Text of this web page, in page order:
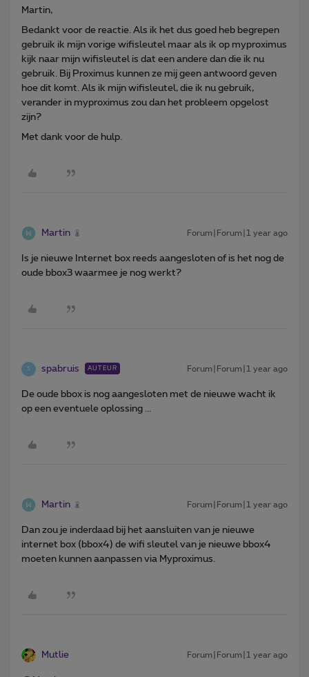
Martin,
Bedankt voor de reactie. Als ik het dus goed heb begrepen
gebruik ik mijn vorige wifisleutel maar als ik op myproximus
kijk naar mijn wifisleutel is dat een andere dan die ik nu
gebruik. Bij Proximus kunnen ze mij geen antwoord geven
hoe dit komt. Als ik mijn wifisleutel, die ik nu gebruik,
verander in myproximus zou dan het probleem opgelost
zijn?
Met dank voor de hulp.
Martin Forum|Forum|1 year ago
Is je nieuwe Internet box reeds aangesloten of is het nog de
oude bbox3 waarmee je nog werkt?
S spabruis AUTEUR Forum|Forum|1 year ago
De oude bbox is nog aangesloten met de nieuwe wacht ik
op een eventuele oplossing ...
Martin Forum|Forum|1 year ago
Dan zou je inderdaad bij het aansluiten van je nieuwe
internet box (bbox4) de wifi sleutel van je nieuwe bbox4
moeten kunnen aanpassen via Myproximus.
Mutlie Forum|Forum|1 year ago